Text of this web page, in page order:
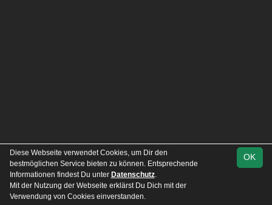
OK
Diese Webseite verwendet Cookies, um Dir den
bestmöglichen Service bieten zu können. Entsprechende
Informationen findest Du unter Datenschutz.
Mit der Nutzung der Webseite erklärst Du Dich mit der
Verwendung von Cookies einverstanden.